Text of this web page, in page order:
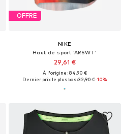
OFFRE
NIKE
Haut de sport 'ARSWT'
29,61 €
À l'origine : 84,90 €
Dernier prix le plus bas :32,90 €-10%